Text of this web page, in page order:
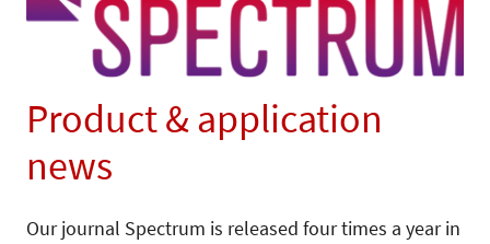
Product & application
news
Our journal Spectrum is released four times a year in